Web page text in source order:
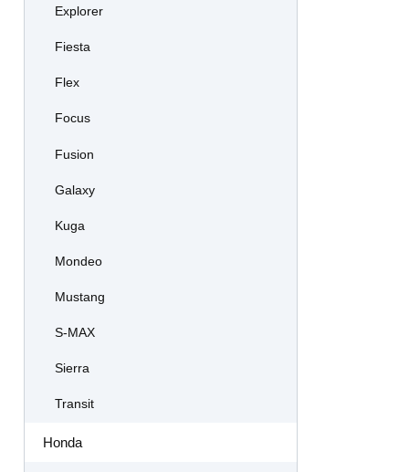
Explorer
Fiesta
Flex
Focus
Fusion
Galaxy
Kuga
Mondeo
Mustang
S-MAX
Sierra
Transit
Honda